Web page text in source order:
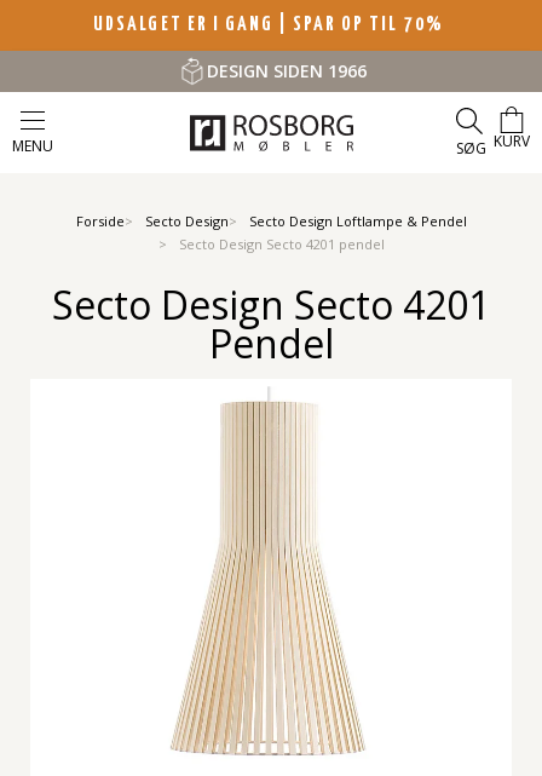
UDSALGET ER I GANG | SPAR OP TIL 70%
DESIGN SIDEN 1966
MENU SØG KURV
Forside Secto Design
Secto Design Loftlampe & Pendel
Secto Design Secto 4201 pendel
Secto Design Secto 4201
Pendel